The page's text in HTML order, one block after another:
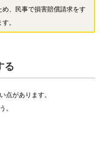
、民事で損害賠償請求をす
。
る
点があります。
。